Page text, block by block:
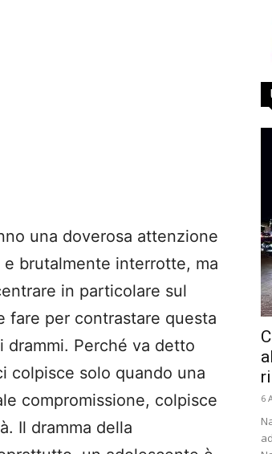
una doverosa attenzione
brutalmente interrotte, ma
in particolare sul
fare per contrastare questa
drammi. Perché va detto
colpisce solo quando una
compromissione, colpisce
Il dramma della
6